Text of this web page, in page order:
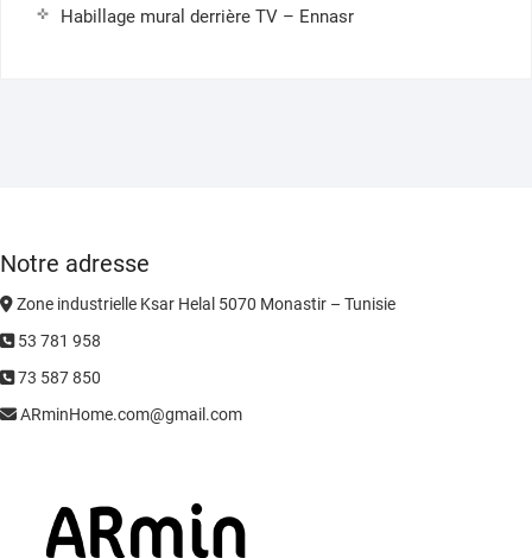
Habillage mural derrière TV – Ennasr
Notre adresse
Zone industrielle Ksar Helal 5070 Monastir – Tunisie
53 781 958
73 587 850
ARminHome.com@gmail.com